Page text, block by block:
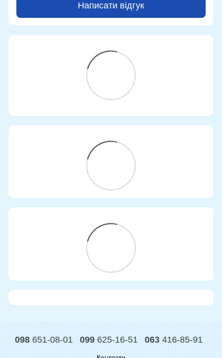
Написати відгук
098 651-08-01 099 625-16-51 063 416-85-91